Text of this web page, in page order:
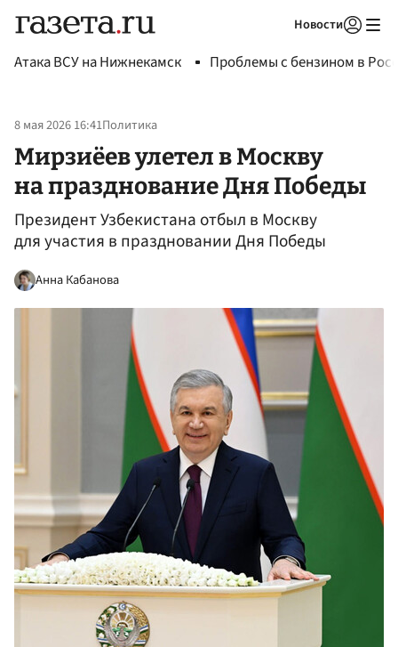
Новости
Атака ВСУ на Нижнекамск Проблемы с бензином в
8 мая 2026 16:41Политика
Мирзиёев улетел в Москву
на празднование Дня Победы
Президент Узбекистана отбыл в Москву
для участия в праздновании Дня Победы
Анна Кабанова